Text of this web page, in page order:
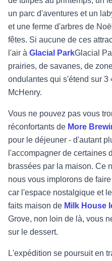
un parc d'aventures et un
et une ferme d'arbres de
fêtes. Si aucune de ces
l'air à Glacial ParkGlacial
prairies, de savanes, de
ondulantes qui s'étend sur 3
McHenry.
Vous ne pouvez pas vous
réconfortants de More
pour le déjeuner - d'autant
l'accompagner de certaines
brassées par la maison. Ce
nous vous implorons de
car l'espace nostalgique et
faits maison de Milk House
Grove, non loin de là, vous
sur le dessert.
L'expédition se poursuit en